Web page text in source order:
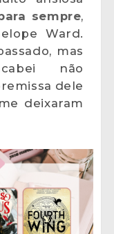
sempre,
Ward.
mas
não
dele
deixaram